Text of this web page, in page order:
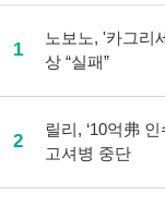
1
노보노, '카그리
상 “실패”
2
릴리, ‘10억弗
고셔병 중단